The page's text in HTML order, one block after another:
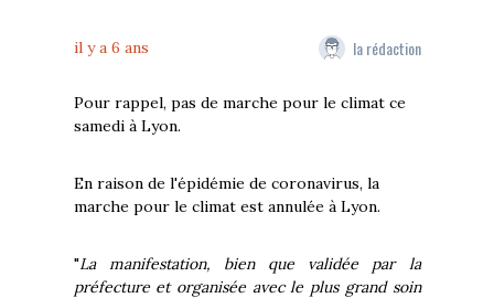
il y a 6 ans la rédaction
Pour rappel, pas de marche pour le climat ce
samedi à Lyon.
En raison de l'épidémie de coronavirus, la
marche pour le climat est annulée à Lyon.
"La manifestation, bien que validée par la
préfecture et organisée avec le plus grand soin